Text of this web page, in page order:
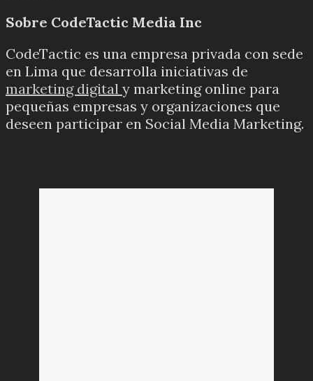
Sobre CodeTactic Media Inc
CodeTactic es una empresa privada con sede
en Lima que desarrolla iniciativas de
marketing digital y marketing online para
pequeñas empresas y organizaciones que
deseen participar en Social Media Marketing.